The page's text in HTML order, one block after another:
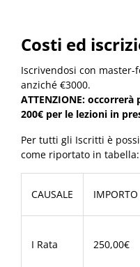
Costi ed
Iscrivendosi con
anziché €3000.
ATTENZIONE:
200€ per le lezioni in
Per tutti gli Iscritti è
come riportato in tabella:
CAUSALE IMPORTO
I Rata 250,00€